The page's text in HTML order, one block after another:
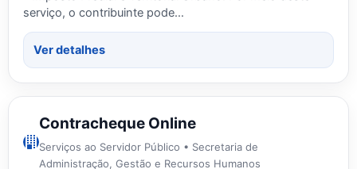
serviço, o contribuinte pode…
Ver detalhes
Contracheque Online
Serviços ao Servidor Público • Secretaria de
Administração, Gestão e Recursos Humanos